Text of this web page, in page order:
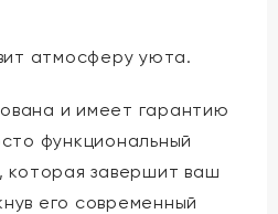
атмосферу уюта.
и имеет гарантию
функциональный
которая завершит ваш
его современный